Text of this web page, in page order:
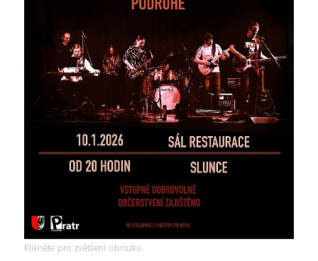
Klikněte pro zvětšení obrázku.